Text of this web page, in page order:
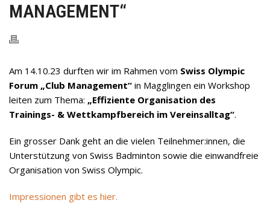
MANAGEMENT“
Am 14.10.23 durften wir im Rahmen vom Swiss Olympic
Forum „Club Management“ in Magglingen ein Workshop
leiten zum Thema: „Effiziente Organisation des
Trainings- & Wettkampfbereich im Vereinsalltag“.
Ein grosser Dank geht an die vielen Teilnehmer:innen, die
Unterstützung von Swiss Badminton sowie die einwandfreie
Organisation von Swiss Olympic.
Impressionen gibt es hier.